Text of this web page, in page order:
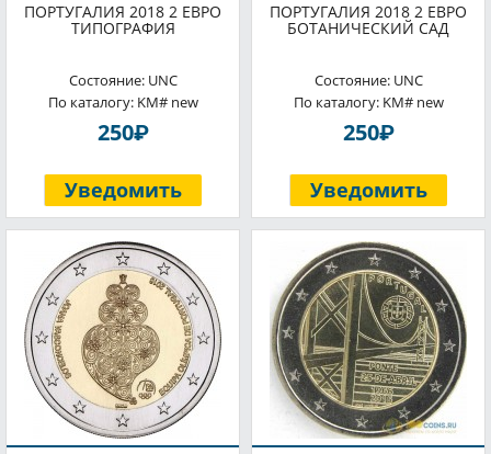
ПОРТУГАЛИЯ 2018 2 ЕВРО
ТИПОГРАФИЯ
Состояние: UNC
По каталогу: KM# new
250P
Уведомить
ПОРТУГАЛИЯ 2018 2 ЕВРО
БОТАНИЧЕСКИЙ САД
Состояние: UNC
По каталогу: KM# new
250P
Уведомить